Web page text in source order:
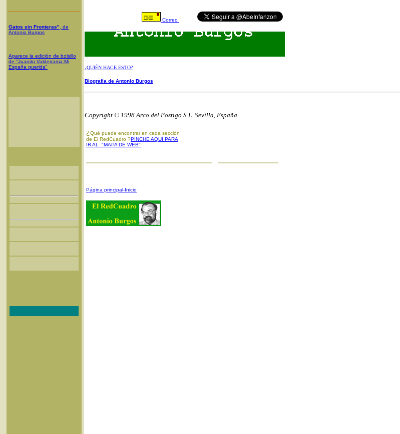
Gatos sin Fronteras" , de
Antonio Burgos
Aparece la edición de bolsillo
de "Juanito Valderrama:Mi
España querida"
Correo
¿QUIÉN HACE ESTO?
Biografía de Antonio Burgos
Copyright © 1998 Arco del Postigo S.L. Sevilla, España.
¿ Qué puede encontrar en cada sección
de El RedCuadro ?PINCHE AQUI PARA
IR AL "MAPA DE WEB"
Página principal-Inicio